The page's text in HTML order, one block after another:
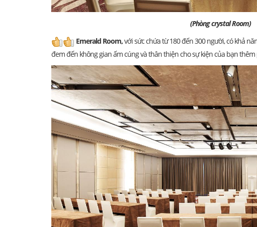
(Phòng crystal Room)
Emerald Room,với sức chứa từ 180 đến 300 người, có khả
đem đến không gian ấm cúng và thân thiện cho sự kiện của bạn